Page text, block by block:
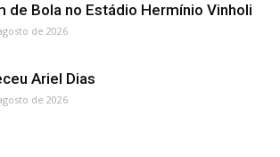
de Bola no Estádio Hermínio Vinholi
de 2026
Ariel Dias
de 2026